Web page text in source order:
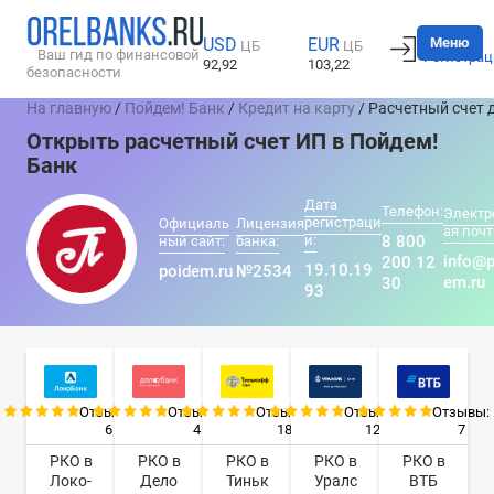
Ваш гид по финансовой
безопасности
USD ЦБ
92,92
EUR ЦБ
103,22
Вход
Меню
На главную / Пойдем! Банк / Кредит на карту / Расчетный счет
Открыть расчетный счет ИП в Пойдем!
Банк
Официаль
ный сайт:
poidem.ru
Лицензия
банка:
№2534
Дата
регистраци
и:
19.10.19
93
Телефон:
8 800
200 12
30
ая
em.ru
Отзывы:
6
РКО в
Локо-
Отзывы:
4
РКО в
Дело
Отзывы:
18
РКО в
Тиньк
Отзывы:
12
РКО в
Уралс
Отзывы:
7
РКО в
ВТБ